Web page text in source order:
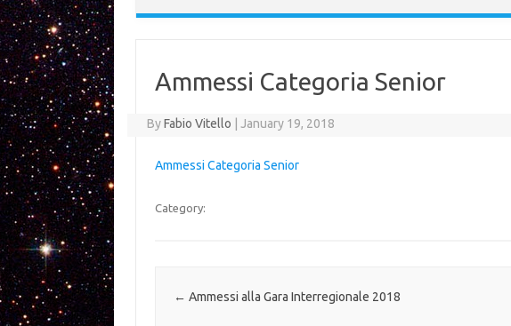
Ammessi Categoria Senior
ByFabio Vitello | January 19, 2018
Ammessi Categoria Senior
Category:
Post navigation
← Ammessi alla Gara Interregionale 2018